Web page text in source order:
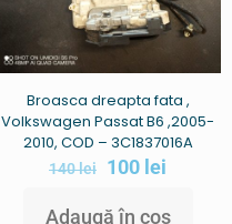
Broasca dreapta fata ,
Volkswagen Passat B6 ,2005-
2010, COD – 3C1837016A
140lei 100 lei
Adaugă în coș